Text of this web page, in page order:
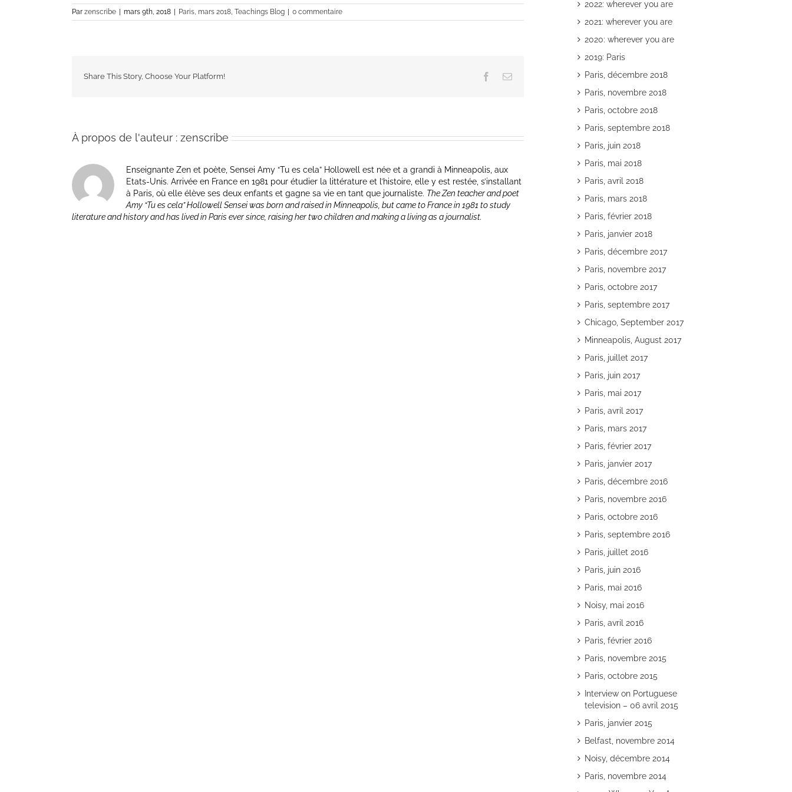
augmenter
Par zenscribe mars 9th, 2018 Paris, mars 2018, Teachings Blog 0 commentaire
Share This Story, Choose Your Platform! Facebook
Email
À propos de l'auteur : zenscribe
Enseignante Zen et poète, Sensei Amy “Tu es cela” Hollowell est née et a grandi à Minneapolis, aux
Etats-Unis. Arrivée en France en 1981 pour étudier la littérature et l’histoire, elle y est restée, s’installant
à Paris, où elle élève ses deux enfants et gagne sa vie en tant que journaliste. The Zen teacher and poet
Amy “Tu es cela” Hollowell Sensei was born and raised in Minneapolis, but came to France in 1981 to study
literature and history and has lived in Paris ever since, raising her two children and making a living as a journalist.
2022: wherever you are
2021: wherever you are
2020: wherever you are
2019: Paris
Paris, décembre 2018
Paris, novembre 2018
Paris, octobre 2018
Paris, septembre 2018
Paris, juin 2018
Paris, mai 2018
Paris, avril 2018
Paris, mars 2018
Paris, février 2018
Paris, janvier 2018
Paris, décembre 2017
Paris, novembre 2017
Paris, octobre 2017
Paris, septembre 2017
Chicago, September 2017
Minneapolis, August 2017
Paris, juillet 2017
Paris, juin 2017
Paris, mai 2017
Paris, avril 2017
Paris, mars 2017
Paris, février 2017
Paris, janvier 2017
Paris, décembre 2016
Paris, novembre 2016
Paris, octobre 2016
Paris, septembre 2016
Paris, juillet 2016
Paris, juin 2016
Paris, mai 2016
Noisy, mai 2016
Paris, avril 2016
Paris, février 2016
Paris, novembre 2015
Paris, octobre 2015
Interview on Portuguese
television – 06 avril 2015
Paris, janvier 2015
Belfast, novembre 2014
Noisy, décembre 2014
Paris, novembre 2014